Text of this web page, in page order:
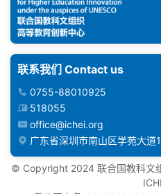
联系我们 Contact us
0755-88010925
518055
office@ichei.org
广东省深圳市南山区学苑大道
©️ Copyright 2024 联合国教科文